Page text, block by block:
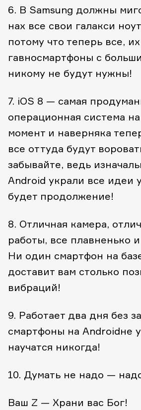
6. В Samsung должны
нах все свои галакси
потому что теперь все, их
гавносмартфоны с
никому не будут нужны!
7. iOS 8 — самая
операционная система
момент и наверняка
все оттуда будут
забывайте, ведь
Android украли все идеи
будет продолжение!
8. Отличная камера,
работы, все плавненько
Ни один смартфон на
доставит вам столько
вибраций!
9. Работает два дня без
смартфоны на Androidне
научатся никогда!
10. Думать не надо —
Ваш Z — Храни вас Бог!